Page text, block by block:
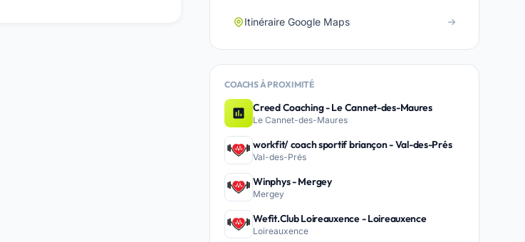
Itinéraire Google Maps
COACHS À PROXIMITÉ
Creed Coaching - Le Cannet-des-Maures
Le Cannet-des-Maures
workfit/ coach sportif briançon - Val-des-Prés
Val-des-Prés
Winphys - Mergey
Mergey
Wefit.Club Loireauxence - Loireauxence
Loireauxence